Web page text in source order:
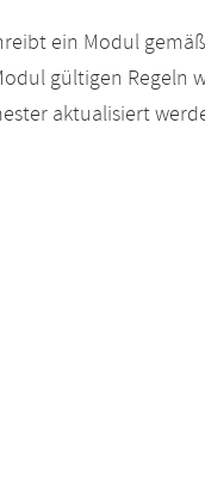
ein Modul
gültigen Regeln
aktualisiert